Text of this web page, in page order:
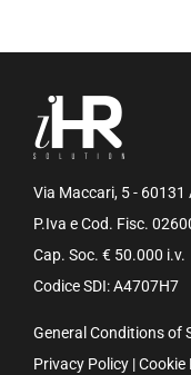
Via Maccari, 5 - 60131
P.Iva e Cod. Fisc.
Cap. Soc. € 50.000 i.v.
Codice SDI: A4707H7
General Conditions of
Privacy Policy |Cookie